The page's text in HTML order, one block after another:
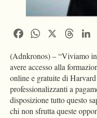
FacebookWhatsApp
(Adnkronos) – “Viviamo
avere accesso alla
online e gratuite di
professionalizzanti a
disposizione tutto questo
chi non sfrutta queste